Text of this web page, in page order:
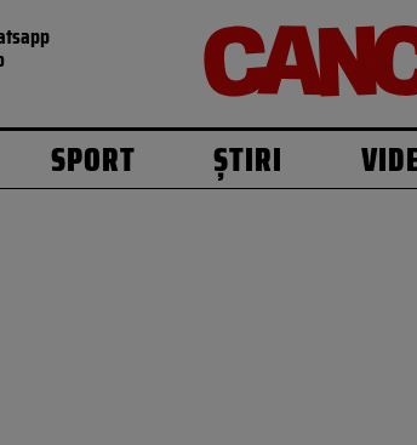
SPORT ȘTIRI